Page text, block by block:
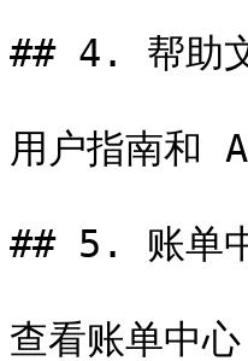
## 4. 帮助
用户指南和
## 5. 账单
查看账单中